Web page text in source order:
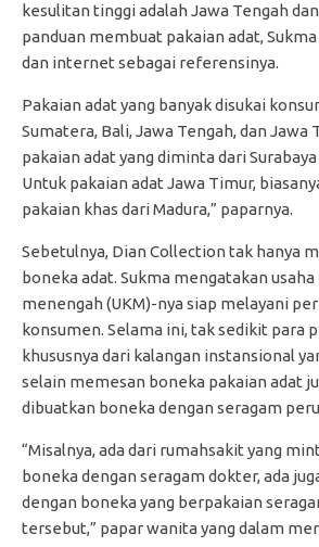
kesulitan tinggi adalah Jawa Tengah
panduan membuat pakaian adat,
dan internet sebagai referensinya.
Pakaian adat yang banyak disukai
Sumatera, Bali, Jawa Tengah, dan Jawa
pakaian adat yang diminta dari
Untuk pakaian adat Jawa Timur,
pakaian khas dari Madura,” paparnya.
Sebetulnya, Dian Collection tak hanya
boneka adat. Sukma mengatakan usaha
menengah (UKM)-nya siap melayani
konsumen. Selama ini, tak sedikit para
khususnya dari kalangan instansional
selain memesan boneka pakaian adat
dibuatkan boneka dengan seragam
“Misalnya, ada dari rumahsakit yang
boneka dengan seragam dokter, ada
dengan boneka yang berpakaian
tersebut,” papar wanita yang dalam